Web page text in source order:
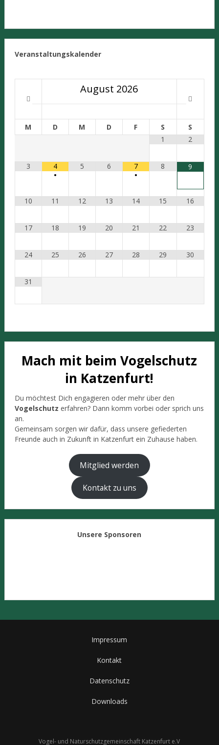
Veranstaltungskalender
August 2026
M D M D F S
S
1
2
3
4
•
5 6
7
•
8 9
10 11 12 13 14 15 16
17 18 19 20 21 22 23
24 25 26 27 28 29 30
31
Mach mit beim Vogelschutz
in Katzenfurt!
Du möchtest Dich engagieren oder mehr über den
Vogelschutz erfahren? Dann komm vorbei oder sprich uns
an.
Gemeinsam sorgen wir dafür, dass unsere gefiederten
Freunde auch in Zukunft in Katzenfurt ein Zuhause haben.
Mitglied werden
Kontakt zu uns
Unsere Sponsoren
Impressum
Kontakt
Datenschutz
Downloads
Vogel- und Naturschutzgemeinschaft Katzenfurt e.V